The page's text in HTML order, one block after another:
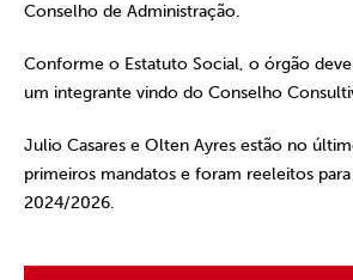
Conselho de Administração.
Conforme o Estatuto Social, o órgão
um integrante vindo do Conselho
Julio Casares e Olten Ayres estão no
primeiros mandatos e foram reeleitos
2024/2026.